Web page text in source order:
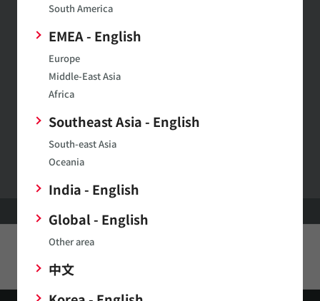
South America
EMEA - English
Europe
Middle-East Asia
Africa
Southeast Asia - English
South-east Asia
Oceania
India - English
Global - English
Other area
中文
SimSurfing
ムラタ製品の特性表示や特性データのダウンロードがで
きます。
村田製作所ウェブサイトへのご意見・ご要望